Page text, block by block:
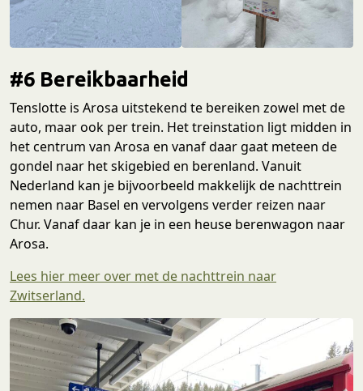
#6 Bereikbaarheid
Tenslotte is Arosa uitstekend te bereiken zowel met de
auto, maar ook per trein. Het treinstation ligt midden in
het centrum van Arosa en vanaf daar gaat meteen de
gondel naar het skigebied en berenland. Vanuit
Nederland kan je bijvoorbeeld makkelijk de nachttrein
nemen naar Basel en vervolgens verder reizen naar
Chur. Vanaf daar kan je in een heuse berenwagon naar
Arosa.
Lees hier meer over met de nachttrein naar
Zwitserland.